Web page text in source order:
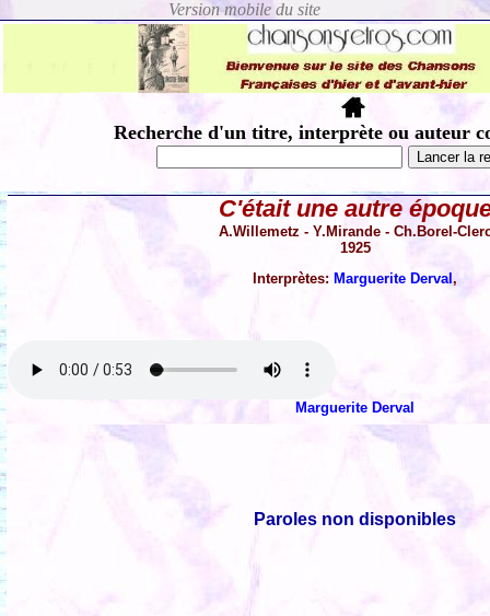
Recherche d'un titre, interprète ou auteur
C'était une autre
A.Willemetz - Y.Mirande - Ch.Borel-
1925
Interprètes: Marguerite Derval,
Marguerite Derval
Paroles non disponibles